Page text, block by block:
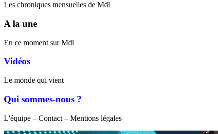
Les chroniques mensuelles de Mdl
A la une
En ce moment sur Mdl
Vidéos
Le monde qui vient
Qui sommes-nous ?
L'équipe – Contact – Mentions légales